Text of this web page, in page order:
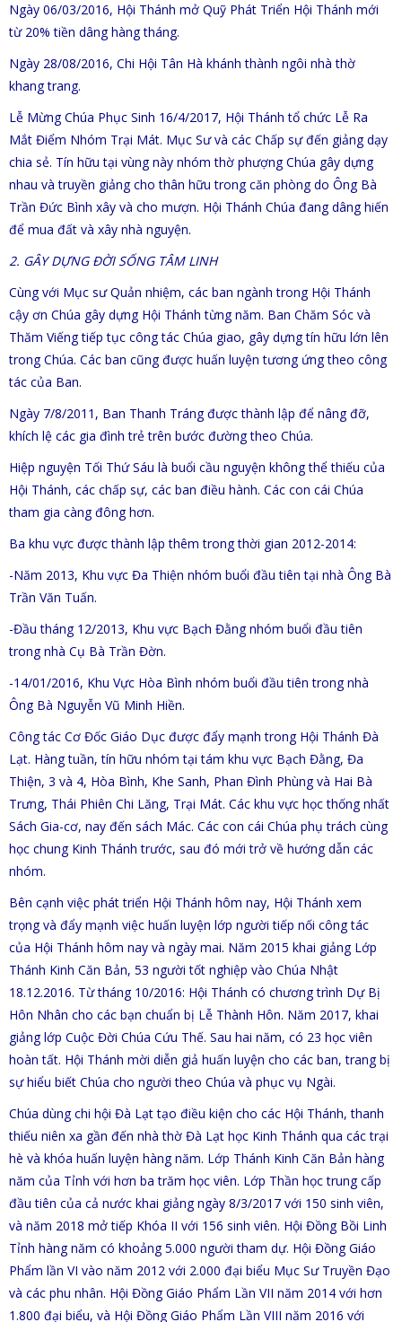
Ngày 06/03/2016, Hội Thánh mở Quỹ Phát Triển Hội Thánh mới
từ 20% tiền dâng hàng tháng.
Ngày 28/08/2016, Chi Hội Tân Hà khánh thành ngôi nhà thờ
khang trang.
Lễ Mừng Chúa Phục Sinh 16/4/2017, Hội Thánh tổ chức Lễ Ra
Mắt Điểm Nhóm Trại Mát. Mục Sư và các Chấp sự đến giảng dạy
chia sẻ. Tín hữu tại vùng này nhóm thờ phượng Chúa gây dựng
nhau và truyền giảng cho thân hữu trong căn phòng do Ông Bà
Trần Đức Bình xây và cho mượn. Hội Thánh Chúa đang dâng hiến
để mua đất và xây nhà nguyện.
2. GÂY DỰNG ĐỜI SỐNG TÂM LINH
Cùng với Mục sư Quản nhiệm, các ban ngành trong Hội Thánh
cậy ơn Chúa gây dựng Hội Thánh từng năm. Ban Chăm Sóc và
Thăm Viếng tiếp tục công tác Chúa giao, gây dựng tín hữu lớn lên
trong Chúa. Các ban cũng được huấn luyện tương ứng theo công
tác của Ban.
Ngày 7/8/2011, Ban Thanh Tráng được thành lập để nâng đỡ,
khích lệ các gia đình trẻ trên bước đường theo Chúa.
Hiệp nguyện Tối Thứ Sáu là buổi cầu nguyện không thể thiếu của
Hội Thánh, các chấp sự, các ban điều hành. Các con cái Chúa
tham gia càng đông hơn.
Ba khu vực được thành lập thêm trong thời gian 2012-2014:
-Năm 2013, Khu vực Đa Thiện nhóm buổi đầu tiên tại nhà Ông Bà
Trần Văn Tuấn.
-Đầu tháng 12/2013, Khu vực Bạch Đằng nhóm buổi đầu tiên
trong nhà Cụ Bà Trần Đờn.
-14/01/2016, Khu Vực Hòa Bình nhóm buổi đầu tiên trong nhà
Ông Bà Nguyễn Vũ Minh Hiền.
Công tác Cơ Đốc Giáo Dục được đẩy mạnh trong Hội Thánh Đà
Lạt. Hàng tuần, tín hữu nhóm tại tám khu vực Bạch Đằng, Đa
Thiện, 3 và 4, Hòa Bình, Khe Sanh, Phan Đình Phùng và Hai Bà
Trưng, Thái Phiên Chi Lăng, Trại Mát. Các khu vực học thống nhất
Sách Gia-cơ, nay đến sách Mác. Các con cái Chúa phụ trách cùng
học chung Kinh Thánh trước, sau đó mới trở về hướng dẫn các
nhóm.
Bên cạnh việc phát triển Hội Thánh hôm nay, Hội Thánh xem
trọng và đẩy mạnh việc huấn luyện lớp người tiếp nối công tác
của Hội Thánh hôm nay và ngày mai. Năm 2015 khai giảng Lớp
Thánh Kinh Căn Bản, 53 người tốt nghiệp vào Chúa Nhật
18.12.2016. Từ tháng 10/2016: Hội Thánh có chương trình Dự Bị
Hôn Nhân cho các bạn chuẩn bị Lễ Thành Hôn. Năm 2017, khai
giảng lớp Cuộc Đời Chúa Cứu Thế. Sau hai năm, có 23 học viên
hoàn tất. Hội Thánh mời diễn giả huấn luyện cho các ban, trang bị
sự hiểu biết Chúa cho người theo Chúa và phục vụ Ngài.
Chúa dùng chi hội Đà Lạt tạo điều kiện cho các Hội Thánh, thanh
thiếu niên xa gần đến nhà thờ Đà Lạt học Kinh Thánh qua các trại
hè và khóa huấn luyện hàng năm. Lớp Thánh Kinh Căn Bản hàng
năm của Tỉnh với hơn ba trăm học viên. Lớp Thần học trung cấp
đầu tiên của cả nước khai giảng ngày 8/3/2017 với 150 sinh viên,
và năm 2018 mở tiếp Khóa II với 156 sinh viên. Hội Đồng Bồi Linh
Tỉnh hàng năm có khoảng 5.000 người tham dự. Hội Đồng Giáo
Phẩm lần VI vào năm 2012 với 2.000 đại biểu Mục Sư Truyền Đạo
và các phu nhân. Hội Đồng Giáo Phẩm Lần VII năm 2014 với hơn
1.800 đại biểu, và Hội Đồng Giáo Phẩm Lần VIII năm 2016 với